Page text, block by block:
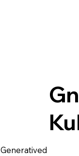
Generatived